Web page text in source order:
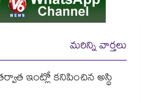
మరిన్ని వార్తలు
ఇంట్లో కనిపించిన అస్థి